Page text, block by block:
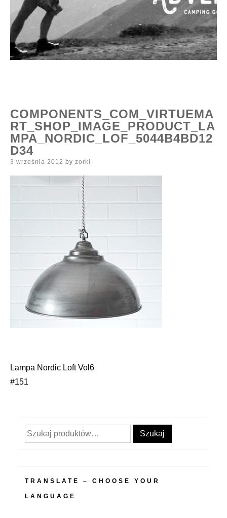
COMPONENTS_COM_VIRTUEMA
RT_SHOP_IMAGE_PRODUCT_LA
MPA_NORDIC_LOF_5044B4BD12
D34
Posted
3 września 2012 by zorki
Nawigacja
Lampa Nordic Loft Vol6
#151
Szukaj: Szukaj
TRANSLATE – CHOOSE YOUR
LANGUAGE